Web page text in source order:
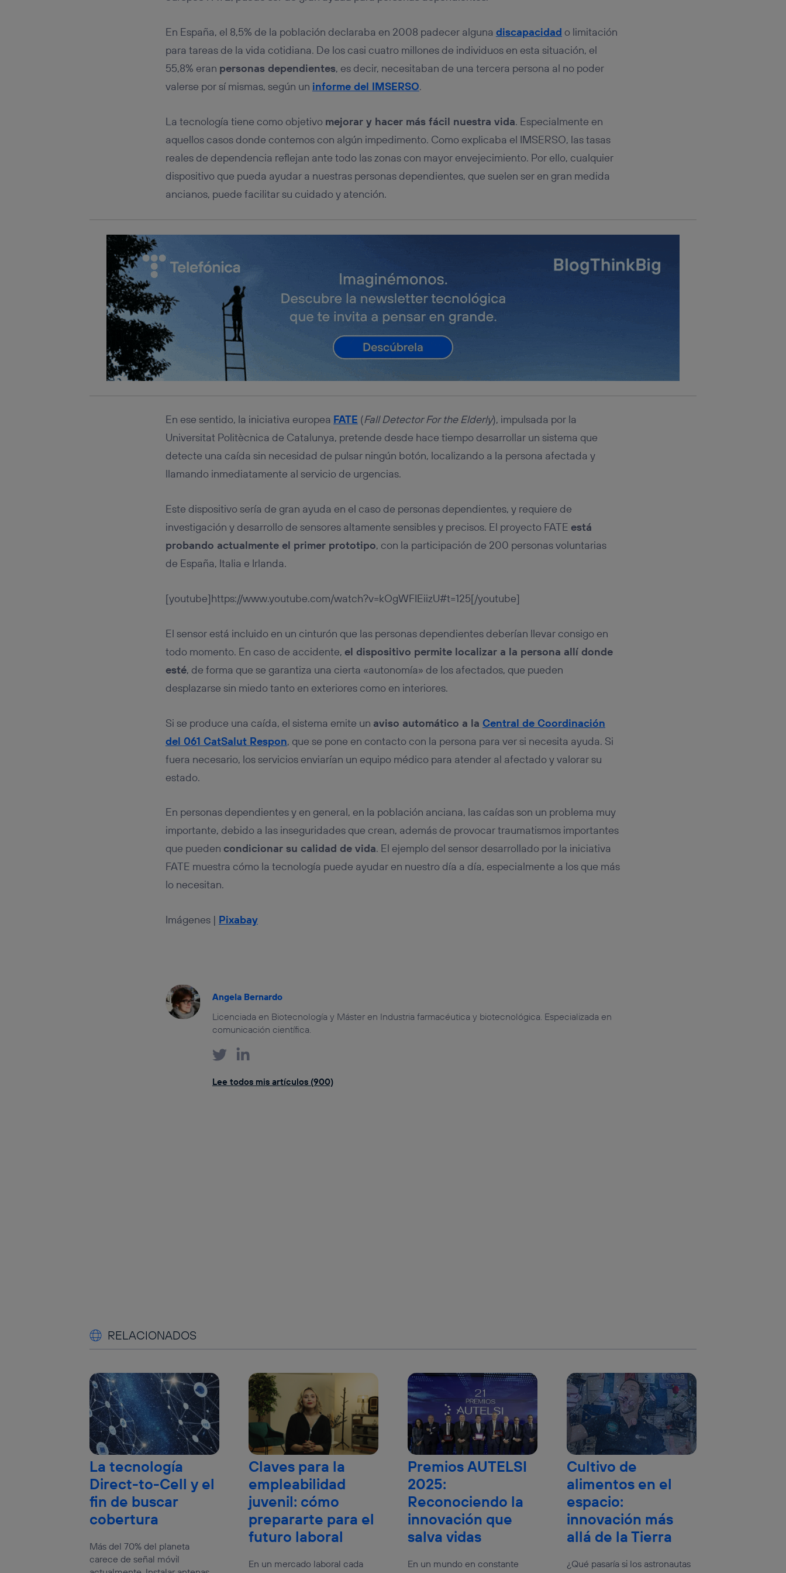
En España, el 8,5% de la población declaraba en 2008 padecer alguna discapacidad o limitación
para tareas de la vida cotidiana. De los casi cuatro millones de individuos en esta situación, el
55,8% eran personas dependientes, es decir, necesitaban de una tercera persona al no poder
valerse por sí mismas, según un informe del IMSERSO.
La tecnología tiene como objetivo mejorar y hacer más fácil nuestra vida. Especialmente en
aquellos casos donde contemos con algún impedimento. Como explicaba el IMSERSO, las tasas
reales de dependencia reflejan ante todo las zonas con mayor envejecimiento. Por ello, cualquier
dispositivo que pueda ayudar a nuestras personas dependientes, que suelen ser en gran medida
ancianos, puede facilitar su cuidado y atención.
En ese sentido, la iniciativa europea FATE (Fall Detector For the Elderly), impulsada por la
Universitat Politècnica de Catalunya, pretende desde hace tiempo desarrollar un sistema que
detecte una caída sin necesidad de pulsar ningún botón, localizando a la persona afectada y
llamando inmediatamente al servicio de urgencias.
Este dispositivo sería de gran ayuda en el caso de personas dependientes, y requiere de
investigación y desarrollo de sensores altamente sensibles y precisos. El proyecto FATE está
probando actualmente el primer prototipo, con la participación de 200 personas voluntarias
de España, Italia e Irlanda.
[youtube]https://www.youtube.com/watch?v=kOgWFIEiizU#t=125[/youtube]
El sensor está incluido en un cinturón que las personas dependientes deberían llevar consigo en
todo momento. En caso de accidente, el dispositivo permite localizar a la persona allí donde
esté, de forma que se garantiza una cierta «autonomía» de los afectados, que pueden
desplazarse sin miedo tanto en exteriores como en interiores.
Si se produce una caída, el sistema emite un aviso automático a la Central de Coordinación
del 061 CatSalut Respon, que se pone en contacto con la persona para ver si necesita ayuda. Si
fuera necesario, los servicios enviarían un equipo médico para atender al afectado y valorar su
estado.
En personas dependientes y en general, en la población anciana, las caídas son un problema muy
importante, debido a las inseguridades que crean, además de provocar traumatismos importantes
que pueden condicionar su calidad de vida. El ejemplo del sensor desarrollado por la iniciativa
FATE muestra cómo la tecnología puede ayudar en nuestro día a día, especialmente a los que más
lo necesitan.
Imágenes | Pixabay
Angela Bernardo
Licenciada en Biotecnología y Máster en Industria farmacéutica y biotecnológica. Especializada en
comunicación científica.
Lee todos mis artículos (900)
RELACIONADOS
La tecnología
Direct-to-Cell y el
fin de buscar
cobertura
Más del 70% del planeta
carece de señal móvil
Claves para la
empleabilidad
juvenil: cómo
prepararte para el
futuro laboral
En un mercado laboral cada
Premios AUTELSI
2025:
Reconociendo la
innovación que
salva vidas
En un mundo en constante
Cultivo de
alimentos en el
espacio:
innovación más
allá de la Tierra
¿Qué pasaría si los astronautas
Si utilizas unaconexión de banda ancha(p. ej., Wi-Fi), el marketing o análisis se
realizará en función de las actividades de navegación de los miembros del hogar que
Si utilizasdatos móviles, el marketing será más personalizado, ya que se basará
únicamente en la navegación del usuario del móvil.
Para más información, consulta la política de privacidad de Utiq.